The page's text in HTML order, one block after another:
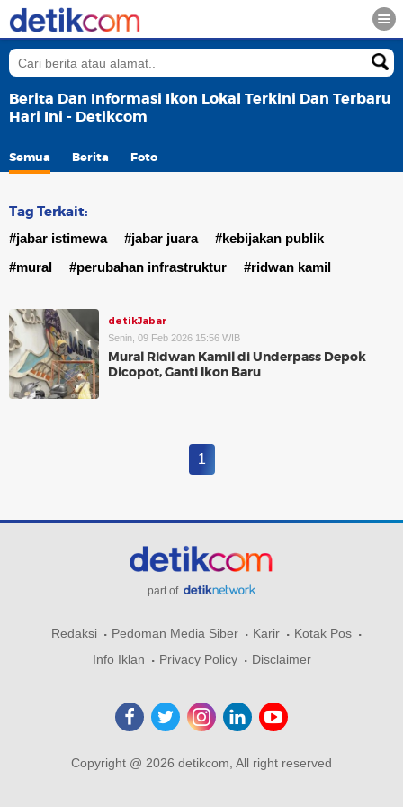
Berita Dan Informasi Ikon Lokal Terkini Dan Terbaru
Hari Ini - Detikcom
Semua Berita Foto
Tag Terkait:
#jabar istimewa #jabar juara
#kebijakan publik
#mural
#perubahan infrastruktur #ridwan kamil
detikJabar
Senin, 09 Feb 2026 15:56 WIB
Mural Ridwan Kamil di Underpass Depok
Dicopot, Ganti Ikon Baru
1
part of
Redaksi Pedoman Media Siber Karir
Kotak Pos
Info Iklan
Privacy Policy Disclaimer
Copyright @ 2026 detikcom, All right reserved